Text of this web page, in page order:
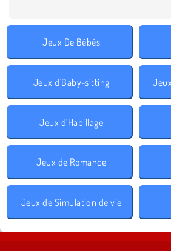
Jeux De Bébés
Jeux d'Baby-sitting
Jeux d'Habillage
Jeux de Romance
Jeux de Simulation de vie